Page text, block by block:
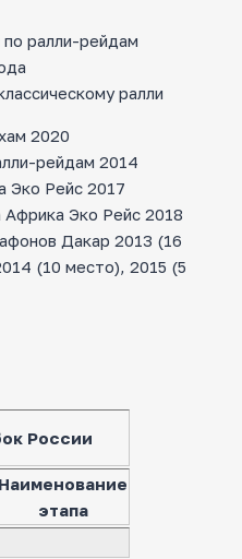
ралли-рейдам
ралли
2020
рейдам 2014
Эко Рейс 2017
Эко Рейс 2018
Дакар 2013 (16
(10 место), 2015 (5
России
Наименование
этапа